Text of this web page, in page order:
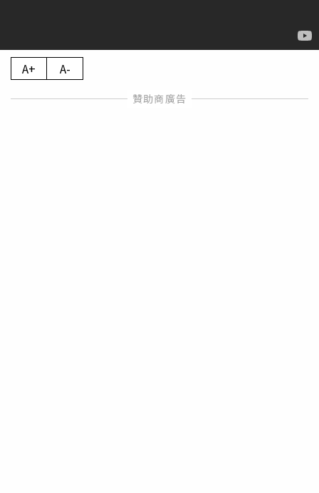
A+ A-